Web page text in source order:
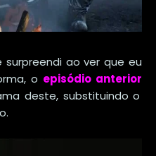
surpreendi ao ver que eu
o episódio anterior
deste, substituindo o